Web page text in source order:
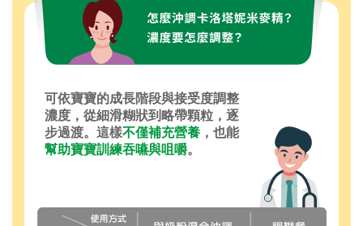
可依寶寶的成長階段與接受度調整
濃度，從細滑糊狀到略帶顆粒，逐
步過渡。這樣不僅補充營養 ，也能
幫助寶寶訓練吞嚥與咀嚼。